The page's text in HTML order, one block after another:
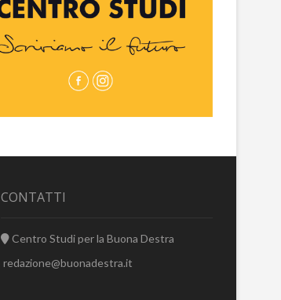
CONTATTI
Centro Studi per la Buona Destra
redazione@buonadestra.it